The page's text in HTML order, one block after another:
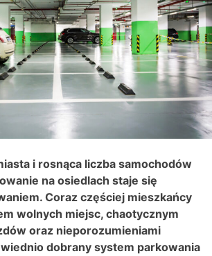
i rosnąca liczba samochodów
na osiedlach staje się
Coraz częściej mieszkańcy
wolnych miejsc, chaotycznym
oraz nieporozumieniami
dobrany system parkowania